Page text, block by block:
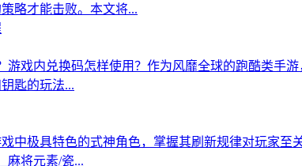
略才能击败。本文将...
游戏内兑换码怎样使用？作为风靡全球的跑酷类手
匙的玩法...
中极具特色的式神角色，掌握其刷新规律对玩家
麻将元素/瓷...